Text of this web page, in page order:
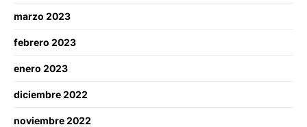
marzo 2023
febrero 2023
enero 2023
diciembre 2022
noviembre 2022